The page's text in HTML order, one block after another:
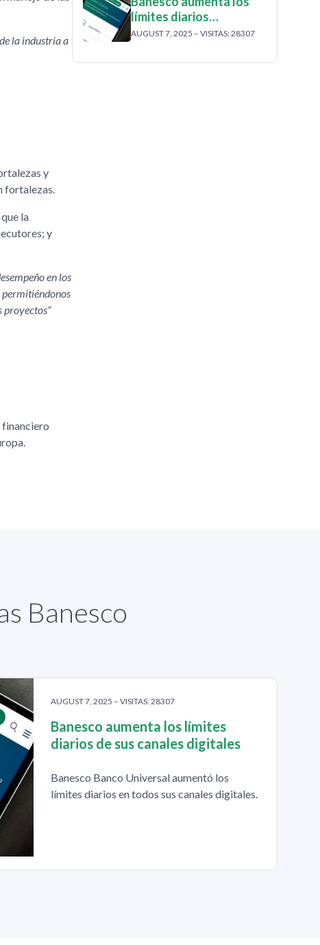
la industria a
y
fortalezas.
la
y
en los
permitiéndonos
proyectos
financiero
límites diarios…
AUGUST 7, 2025 – VISITAS: 28307
Banesco
AUGUST 7, 2025 – VISITAS: 28307
Banesco aumenta los límites
diarios de sus canales digitales
Banesco Banco Universal aumentó los
límites diarios en todos sus canales digitales.